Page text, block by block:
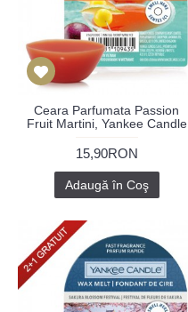
Ceara Parfumata Passion
Fruit Martini, Yankee Candle
15,90RON
Adaugă în Coş